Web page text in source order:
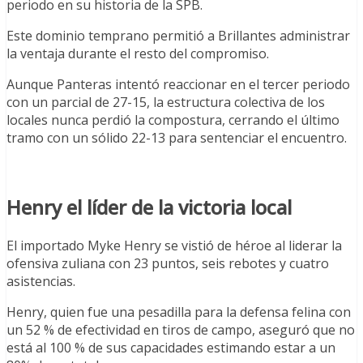
periodo en su historia de la SPB.
Este dominio temprano permitió a Brillantes administrar
la ventaja durante el resto del compromiso.
Aunque Panteras intentó reaccionar en el tercer periodo
con un parcial de 27-15, la estructura colectiva de los
locales nunca perdió la compostura, cerrando el último
tramo con un sólido 22-13 para sentenciar el encuentro.
Henry el líder de la victoria local
El importado Myke Henry se vistió de héroe al liderar la
ofensiva zuliana con 23 puntos, seis rebotes y cuatro
asistencias.
Henry, quien fue una pesadilla para la defensa felina con
un 52 % de efectividad en tiros de campo, aseguró que no
está al 100 % de sus capacidades estimando estar a un